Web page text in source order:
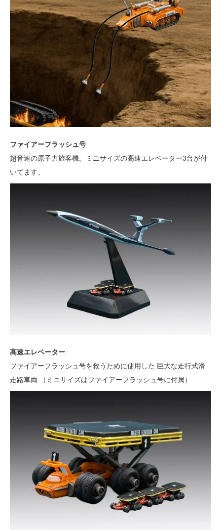
ファイアーフラッシュ号
超音速の原子力旅客機。ミニサイズの高速エレベーター3台が付
いてます。
高速エレベーター
ファイアーフラッシュ号を救うために使用した 巨大な走行式滑
走路車両 （ミニサイズはファイアーフラッシュ号に付属）